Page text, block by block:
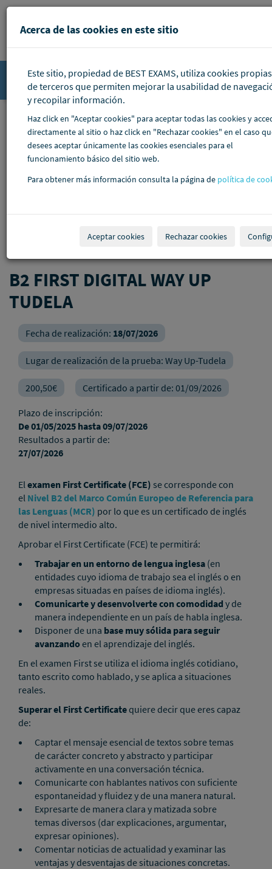
Pasar al contenido principal
Accede
B2 FIRST DIGITAL WAY UP
TUDELA
Fecha de realización: 18/07/2026
Lugar de realización de la prueba: Way Up-Tudela
200,50€ Certificado a partir de: 01/09/2026
Plazo de inscripción:
De01/05/2025 hasta09/07/2026
Resultados a partir de:
27/07/2026
El examen First Certificate (FCE) se corresponde con
el Nivel B2 del Marco Común Europeo de Referencia para
las Lenguas (MCR) por lo que es un certificado de inglés
de nivel intermedio alto.
Aprobar el First Certificate (FCE) te permitirá:
Trabajar en un entorno de lengua inglesa (en
entidades cuyo idioma de trabajo sea el inglés o en
empresas situadas en países de idioma inglés).
Comunicarte y desenvolverte con comodidad y de
manera independiente en un país de habla inglesa.
Disponer de una base muy sólida para seguir
avanzandoen el aprendizaje del inglés.
En el examen First se utiliza el idioma inglés cotidiano,
tanto escrito como hablado, y se aplica a situaciones
reales.
Superar el First Certificatequiere decir que eres capaz
de:
Captar el mensaje esencial de textos sobre temas
de carácter concreto y abstracto y participar
activamente en una conversación técnica.
Comunicarte con hablantes nativos con suficiente
espontaneidad y fluidez y de una manera natural.
Expresarte de manera clara y matizada sobre
temas diversos (dar explicaciones, argumentar,
expresar opiniones).
Comentar noticias de actualidad y examinar las
ventajas y desventajas de situaciones concretas.
Acerca de las cookies en este sitio
Este sitio, propiedad de BEST EXAMS, utiliza cookies
de terceros que permiten mejorar la usabilidad de
y recopilar información.
Haz click en "Aceptar cookies" para aceptar todas las cookies y
directamente al sitio o haz click en "Rechazar cookies" en el caso
desees aceptar únicamente las cookies esenciales para el
funcionamiento básico del sitio web.
Para obtener más información consulta la página de política de
Aceptar cookies Rechazar cookies